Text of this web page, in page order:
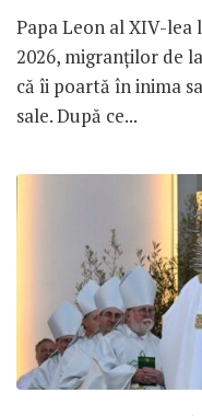
Papa Leon al XIV-
2026, migranților de
că îi poartă în inima
sale. După ce...